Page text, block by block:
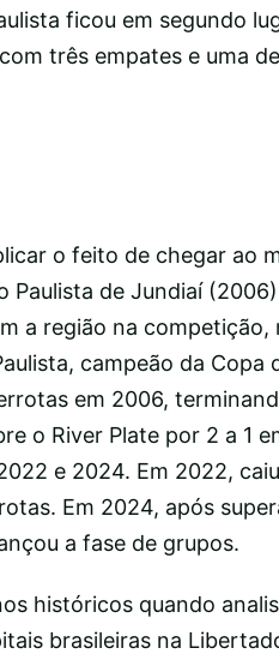
ficou em segundo
três empates e uma
o feito de chegar ao
Paulista de Jundiaí
a região na competição,
campeão da Copa
em 2006,
o River Plate por 2 a 1
e 2024. Em 2022,
Em 2024, após
a fase de grupos.
históricos quando
brasileiras na